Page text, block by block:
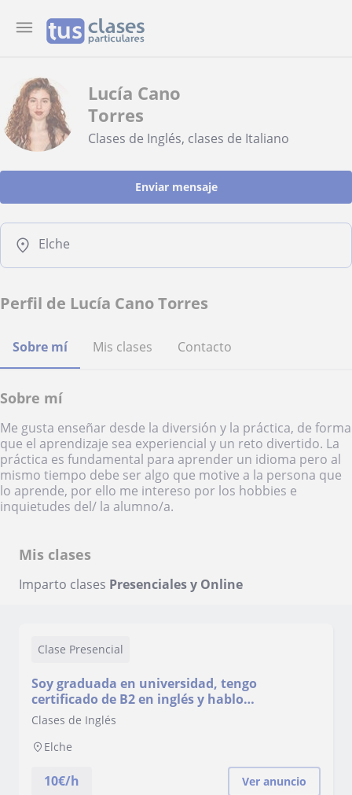
Lucía Cano
Torres
Clases de Inglés, clases de Italiano
Enviar mensaje
Elche
Perfil de Lucía Cano Torres
Sobre mí Mis clases Contacto
Sobre mí
Me gusta enseñar desde la diversión y la práctica, de forma
que el aprendizaje sea experiencial y un reto divertido. La
práctica es fundamental para aprender un idioma pero al
mismo tiempo debe ser algo que motive a la persona que
lo aprende, por ello me intereso por los hobbies e
inquietudes del/ la alumno/a.
Mis clases
Imparto clases Presenciales y Online
Clase Presencial
Soy graduada en universidad, tengo
certificado de B2 en inglés y hablo
diariamente con personas en inglés
Clases de Inglés
Elche
10€/h Ver anuncio